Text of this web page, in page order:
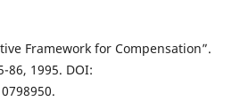
Framework for Compensation”.
86, 1995. DOI: